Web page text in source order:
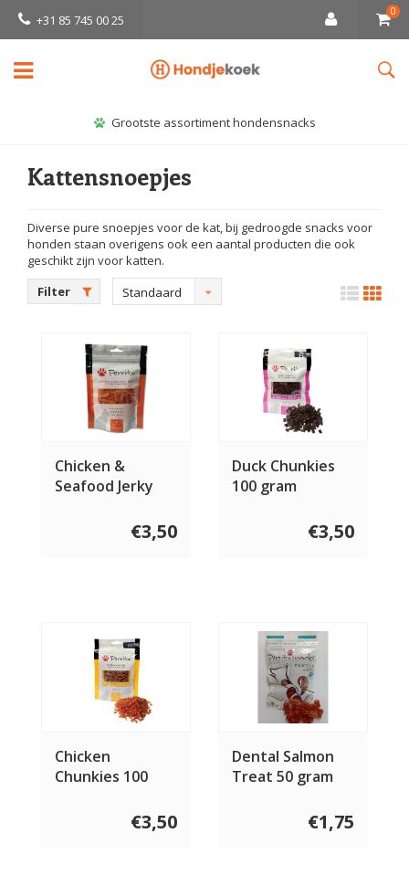
+31 85 745 00 25
0
Grootste assortiment hondensnacks
Kattensnoepjes
Diverse pure snoepjes voor de kat, bij gedroogde snacks voor
honden staan overigens ook een aantal producten die ook
geschikt zijn voor katten.
Filter
Standaard
Chicken &
Seafood Jerky
€3,50
Duck Chunkies
100 gram
€3,50
Chicken
Chunkies 100
€3,50
Dental Salmon
Treat 50 gram
€1,75